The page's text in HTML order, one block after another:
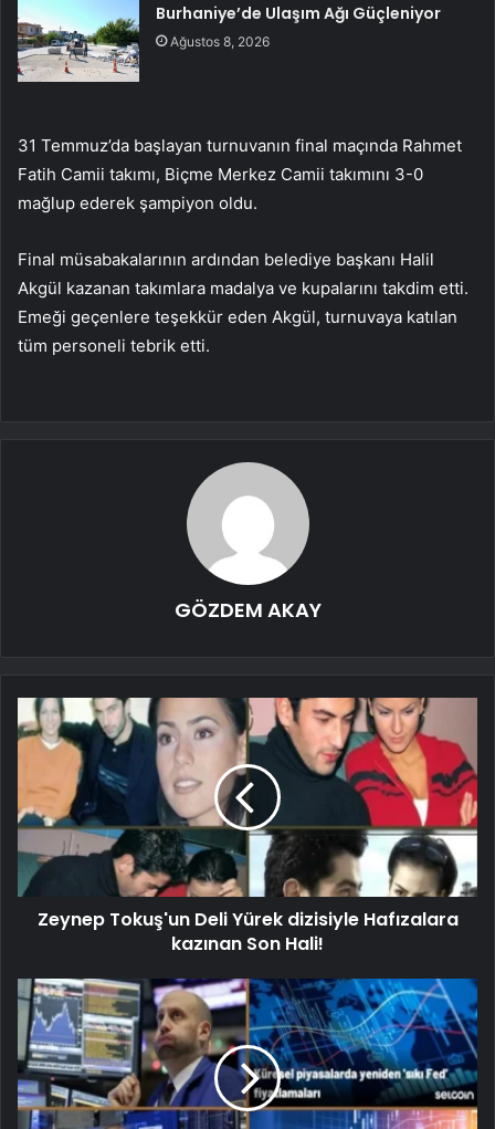
Burhaniye’de Ulaşım Ağı Güçleniyor
Ağustos 8, 2026
31 Temmuz’da başlayan turnuvanın final maçında Rahmet
Fatih Camii takımı, Biçme Merkez Camii takımını 3-0
mağlup ederek şampiyon oldu.
Final müsabakalarının ardından belediye başkanı Halil
Akgül kazanan takımlara madalya ve kupalarını takdim etti.
Emeği geçenlere teşekkür eden Akgül, turnuvaya katılan
tüm personeli tebrik etti.
GÖZDEM AKAY
Zeynep Tokuş'un Deli Yürek dizisiyle Hafızalara
kazınan Son Hali!